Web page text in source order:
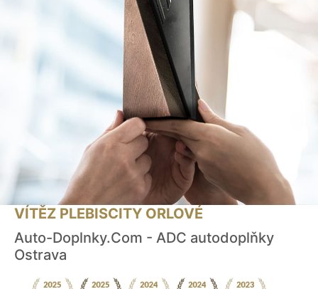
VÍTĚZ PLEBISCITY ORLOVÉ
Auto-Doplnky.Com - ADC autodoplňky
Ostrava